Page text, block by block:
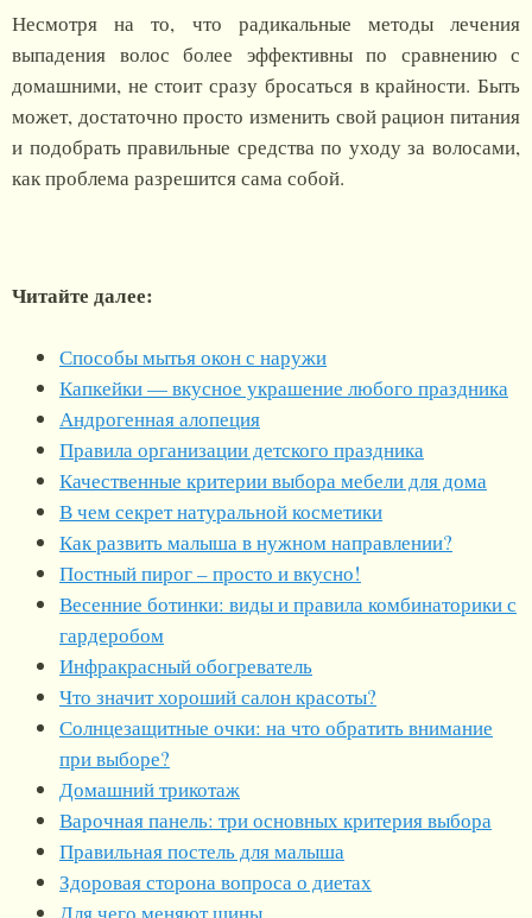
Несмотря на то, что радикальные методы лечения
выпадения волос более эффективны по сравнению с
домашними, не стоит сразу бросаться в крайности. Быть
может, достаточно просто изменить свой рацион питания
и подобрать правильные средства по уходу за волосами,
как проблема разрешится сама собой.
Читайте далее:
Способы мытья окон с наружи
Капкейки — вкусное украшение любого праздника
Андрогенная алопеция
Правила организации детского праздника
Качественные критерии выбора мебели для дома
В чем секрет натуральной косметики
Как развить малыша в нужном направлении?
Постный пирог – просто и вкусно!
Весенние ботинки: виды и правила комбинаторики с
гардеробом
Инфракрасный обогреватель
Что значит хороший салон красоты?
Солнцезащитные очки: на что обратить внимание
при выборе?
Домашний трикотаж
Варочная панель: три основных критерия выбора
Правильная постель для малыша
Здоровая сторона вопроса о диетах